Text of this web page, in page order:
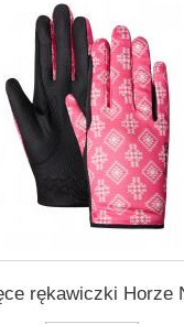
rękawiczki Horze